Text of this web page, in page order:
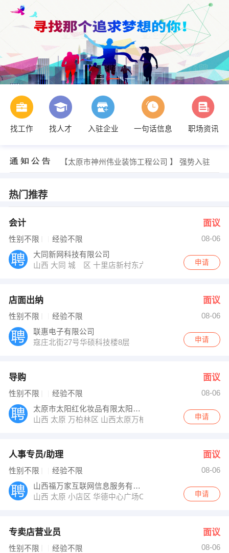
找工作 找人才 入驻企业 一句话信息
职场资讯
【太原市神州伟业装饰工程公司 】 强势入驻
朱先生 发布 [专卖店营业员 ] 招聘信息
【山西仙福来料饮有限公司 】 强势入驻
热门推荐
会计 面议
性别不限 经验不限
08-06
大同新网科技有限公司
山西 大同 城 区 十里店新村东六排九栋一号
申请
店面出纳 面议
性别不限 经验不限
08-06
联惠电子有限公司
寇庄北街27号华硕科技楼8层
申请
导购 面议
性别不限 经验不限
08-06
太原市太阳红化妆品有限太阳公司
山西 太原 万柏林区 山西太原万柏林区和平北路嘉怡国际
申请
人事专员/助理 面议
性别不限 经验不限
08-06
山西福万家互联网信息服务有限公司
山西 太原 小店区 华德中心广场C座801
申请
专卖店营业员 面议
性别不限 经验不限
08-06